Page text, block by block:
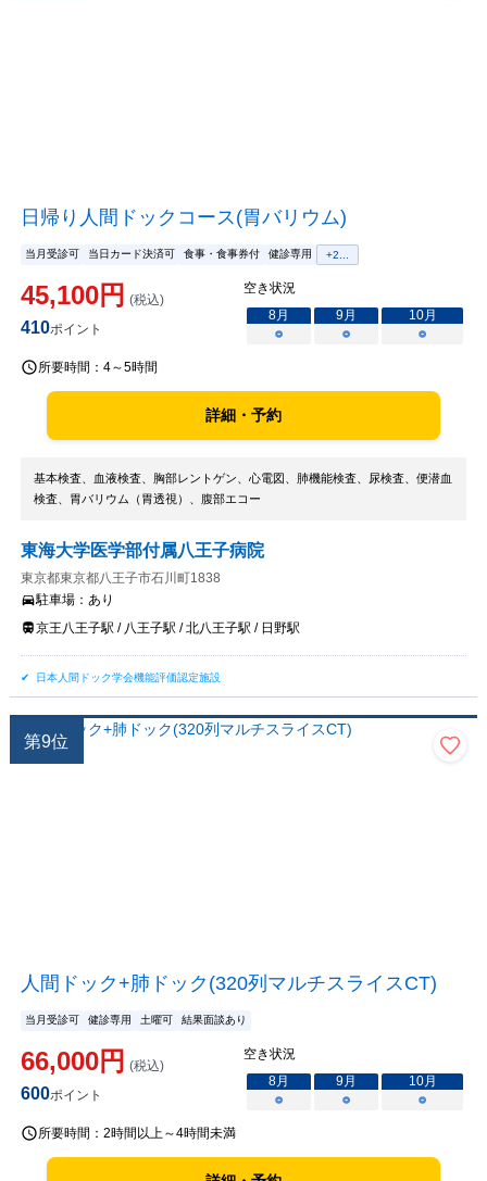
日帰り人間ドックコース(胃バリウム)
当月受診可 当日カード決済可 食事・食事券付 健診専用 +2...
45,100円 (税込)
410ポイント
空き状況
8月 9月 10月
○
○ ○
所要時間： 4～5時間
詳細・予約
基本検査、血液検査、胸部レントゲン、心電図、肺機能検査、尿検査、便潜血
検査、胃バリウム（胃透視）、腹部エコー
東海大学医学部付属八王子病院
東京都東京都八王子市石川町1838
駐車場： あり
京王八王子駅 / 八王子駅 / 北八王子駅 / 日野駅
日本人間ドック学会機能評価認定施設
第9位
人間ドック+肺ドック(320列マルチスライスCT)
当月受診可 健診専用 土曜可 結果面談あり
66,000円 (税込)
600ポイント
空き状況
8月 9月 10月
○
○ ○
所要時間： 2時間以上～4時間未満